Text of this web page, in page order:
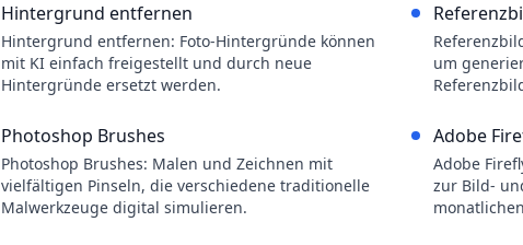
Hintergrund entfernen
Hintergrund entfernen: Foto-Hintergründe können
mit KI einfach freigestellt und durch neue
Hintergründe ersetzt werden.
um
Photoshop Brushes
Photoshop Brushes: Malen und Zeichnen mit
vielfältigen Pinseln, die verschiedene traditionelle
Malwerkzeuge digital simulieren.
Adobe
Adobe
zur Bild-